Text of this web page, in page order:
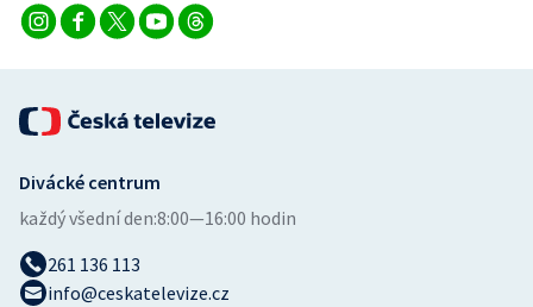
Vodní slalom
Volejbal
Ostatní
Divácké centrum
každý všední den:8:00—16:00 hodin
261 136 113
info@ceskatelevize.cz